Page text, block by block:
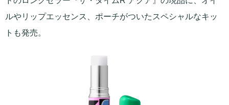
ルやリップエッセンス、ポーチがついたスペシャルなキッ
トも発売。